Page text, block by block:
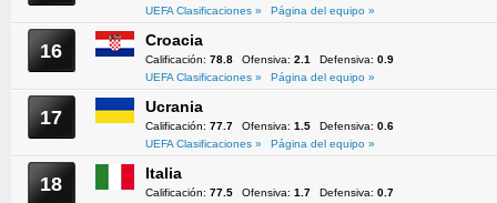
UEFA Clasificaciones »
Página del equipo »
16 Croacia
Calificación: 78.8 Ofensiva: 2.1 Defensiva: 0.9
UEFA Clasificaciones »
Página del equipo »
17 Ucrania
Calificación: 77.7 Ofensiva: 1.5 Defensiva: 0.6
UEFA Clasificaciones »
Página del equipo »
18 Italia
Calificación: 77.5 Ofensiva: 1.7 Defensiva: 0.7